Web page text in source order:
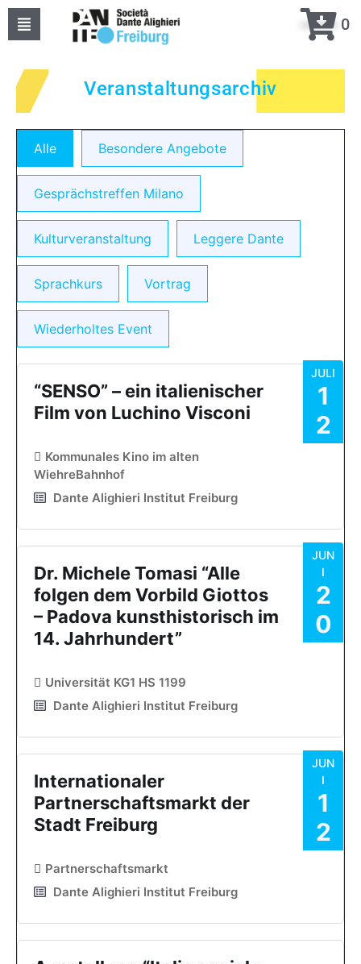
Über uns
Kurse
Projekte
Kontakte
meine DANTE
0
Veranstaltungsarchiv
Alle Besondere Angebote
Gesprächstreffen Milano
Kulturveranstaltung Leggere Dante
Sprachkurs Vortrag
Wiederholtes Event
JULI
1
2
“SENSO” – ein italienischer
Film von Luchino Visconi
Kommunales Kino im alten
WiehreBahnhof
Dante Alighieri Institut Freiburg
JUN
I
2
0
Dr. Michele Tomasi “Alle
folgen dem Vorbild Giottos
– Padova kunsthistorisch im
14. Jahrhundert”
Universität KG1 HS 1199
Dante Alighieri Institut Freiburg
JUN
I
1
2
Internationaler
Partnerschaftsmarkt der
Stadt Freiburg
Partnerschaftsmarkt
Dante Alighieri Institut Freiburg